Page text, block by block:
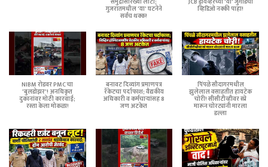
गुजरातमधील 'या' घटनेने
सर्वच थक्क!
व्हिडिओ नक्की पाहा!
NIBM रोडवर PMC चा
'बुलडोझर'! अनधिकृत
दुकानांवर मोठी कारवाई;
रस्ता केला मोकळा!
बनावट दिव्यांग प्रमाणपत्र
रॅकेटचा पर्दाफाश; वैद्यकीय
अधिकारी व कर्मचाऱ्यांसह 8
जण अटकेत
पिंपळे सौदागरमधील
झुलेलाल वसाहतीत हायटेक
चोरी! सीसीटीव्हीवर स्प्रे
मारून चोरट्यांनी मारला
डल्ला